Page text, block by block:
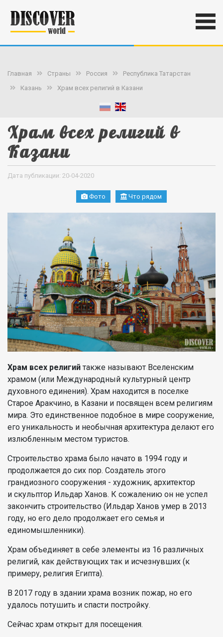
Главная Страны Россия
Республика Татарстан
Казань
Храм всех религий в Казани
Храм всех религий в
Казани
Дата публикации: 20-04-2020
Фото Что рядом
Храм всех религий также называют Вселенским
храмом (или Международный культурный центр
духовного единения). Храм находится в поселке
Старое Аракчино, в Казани и посвящен всем религиям
мира. Это единственное подобное в мире сооружение,
его уникальность и необычная архитектура делают его
излюбленным местом туристов.
Строительство храма было начато в 1994 году и
продолжается до сих пор. Создатель этого
грандиозного сооружения - художник, архитектор
и скульптор Ильдар Ханов. К сожалению он не успел
закончить строительство (Ильдар Ханов умер в 2013
году, но его дело продолжает его семья и
единомышленники).
Храм объединяет в себе элементы из 16 различных
религий, как действующих так и исчезнувших (к
примеру, религия Египта).
В 2017 году в здании храма возник пожар, но его
удалось потушить и спасти постройку.
Сейчас храм открыт для посещения.